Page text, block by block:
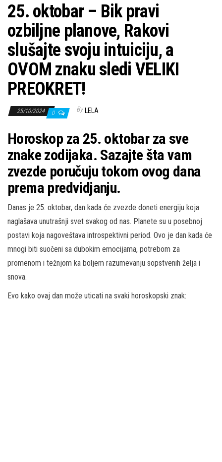
25. oktobar – Bik pravi
ozbiljne planove, Rakovi
slušajte svoju intuiciju, a
OVOM znaku sledi VELIKI
PREOKRET!
25/10/2024 0 By LELA
Horoskop za 25. oktobar za sve
znake zodijaka. Sazajte šta vam
zvezde poručuju tokom ovog dana
prema predvidjanju.
Danas je 25. oktobar, dan kada će zvezde doneti energiju koja
naglašava unutrašnji svet svakog od nas. Planete su u posebnoj
postavi koja nagoveštava introspektivni period. Ovo je dan kada će
mnogi biti suočeni sa dubokim emocijama, potrebom za
promenom i težnjom ka boljem razumevanju sopstvenih želja i
snova.
Evo kako ovaj dan može uticati na svaki horoskopski znak: